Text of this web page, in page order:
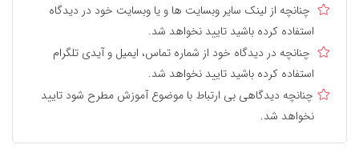
چنانچه از لینک سایر وبسایت ها و یا وبسایت خود در دیدگاه
استفاده کرده باشید تایید نخواهد شد.
چنانچه در دیدگاه خود از شماره تماس، ایمیل و آیدی تلگرام
استفاده کرده باشید تایید نخواهد شد.
چنانچه دیدگاهی بی ارتباط با موضوع آموزش مطرح شود تایید
نخواهد شد.